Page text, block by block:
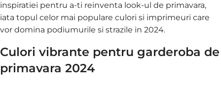
inspiratiei pentru a-ti reinventa look-ul de primavara,
iata topul celor mai populare culori si imprimeuri care
vor domina podiumurile si strazile in 2024.
Culori vibrante pentru garderoba de
primavara 2024